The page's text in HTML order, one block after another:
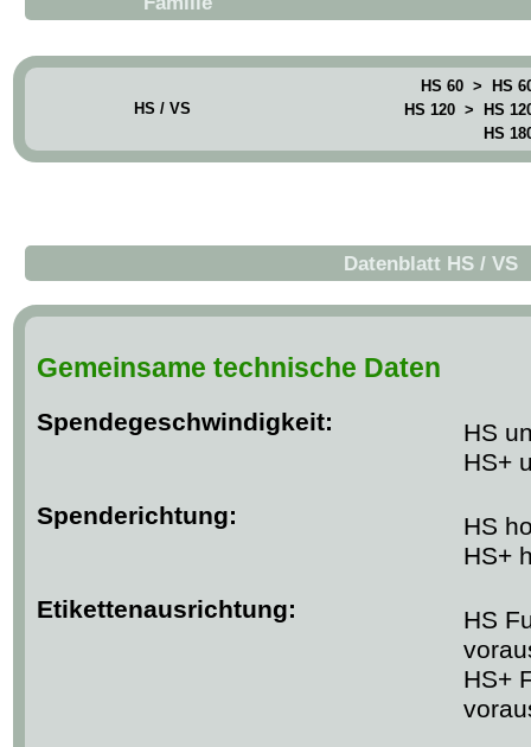
HS / VS
HS 60 > HS
HS 120 > HS
HS
Datenblatt HS / VS
Gemeinsame technische Daten
Spendegeschwindigkeit:
HS
HS+
Spenderichtung:
HS
HS+
Etikettenausrichtung:
HS
HS+